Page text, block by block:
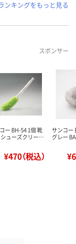
ンキングをもっと見る
スポンサー
ー BH-54 1個 靴
ューズクリー…
¥470（税込）
サンコー
グレー